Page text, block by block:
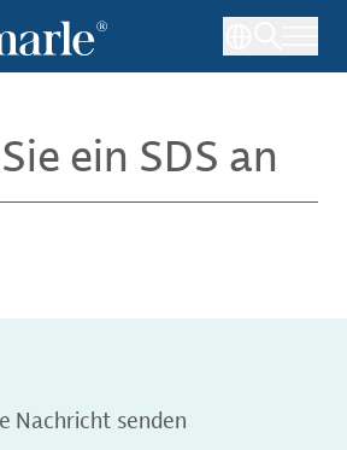
ein SDS an
Nachricht senden